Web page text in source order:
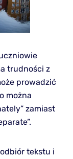
trudności z
prowadzić
można
zamiast
tekstu i